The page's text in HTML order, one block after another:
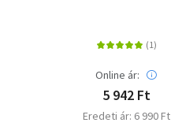
Online ár:
5 942 Ft
Eredeti ár: 6 990 Ft